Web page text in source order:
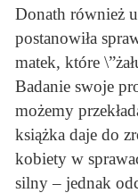
Donath również
postanowiła
matek, które
Badanie swoje
możemy
książka daje do
kobiety w
silny – jednak